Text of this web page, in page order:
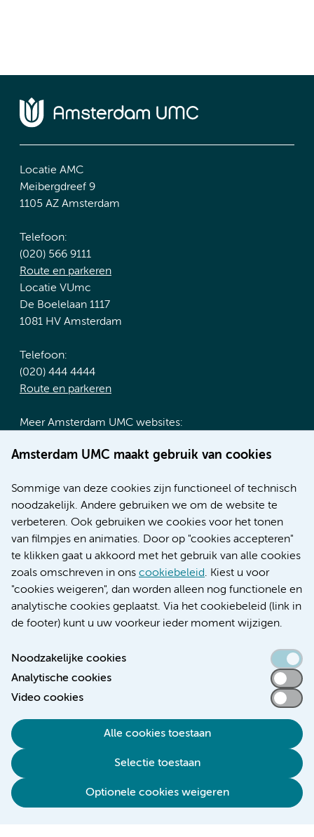
Amsterdam UMC maakt gebruik van cookies
Sommige van deze cookies zijn functioneel of technisch
noodzakelijk. Andere gebruiken we om de website te
verbeteren. Ook gebruiken we cookies voor het tonen
van filmpjes en animaties. Door op "cookies accepteren"
te klikken gaat u akkoord met het gebruik van alle cookies
zoals omschreven in ons cookiebeleid. Kiest u voor
"cookies weigeren", dan worden alleen nog functionele en
analytische cookies geplaatst. Via het cookiebeleid (link in
de footer) kunt u uw voorkeur ieder moment wijzigen.
Noodzakelijke cookies
Analytische cookies
Video cookies
Alle cookies toestaan
Selectie toestaan
Optionele cookies weigeren
Locatie AMC
Meibergdreef 9
1105 AZ Amsterdam
Telefoon:
(020) 566 9111
Route en parkeren
Locatie VUmc
De Boelelaan 1117
1081 HV Amsterdam
Telefoon:
(020) 444 4444
Route en parkeren
Meer Amsterdam UMC websites:
Werken bij Amsterdam UMC
Nieuws
Research
Educatie locatie AMC
Educatie locatie VUmc
Verwijzen & diagnostiek
Toegankelijkheidsverklaring
Responsible disclosure